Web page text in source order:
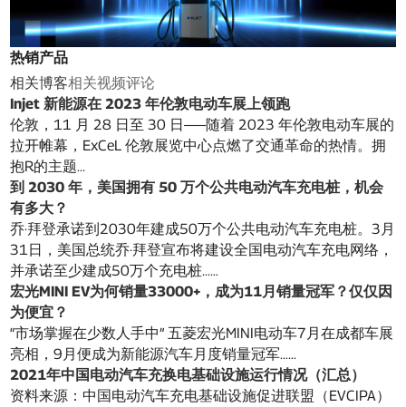
热销产品
相关博客相关视频评论
Injet 新能源在 2023 年伦敦电动车展上领跑
伦敦，11 月 28 日至 30 日——随着 2023 年伦敦电动车展的
拉开帷幕，ExCeL 伦敦展览中心点燃了交通革命的热情。拥
抱R的主题...
到 2030 年，美国拥有 50 万个公共电动汽车充电桩，机会
有多大？
乔·拜登承诺到2030年建成50万个公共电动汽车充电桩。3月
31日，美国总统乔·拜登宣布将建设全国电动汽车充电网络，
并承诺至少建成50万个充电桩……
宏光MINI EV为何销量33000+，成为11月销量冠军？仅仅因
为便宜？
“市场掌握在少数人手中” 五菱宏光MINI电动车7月在成都车展
亮相，9月便成为新能源汽车月度销量冠军……
2021年中国电动汽车充换电基础设施运行情况（汇总）
资料来源：中国电动汽车充电基础设施促进联盟（EVCIPA）